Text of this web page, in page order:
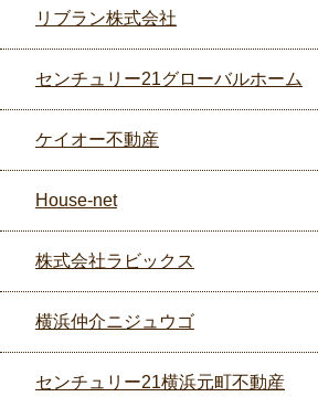
リブラン株式会社
センチュリー21グローバルホーム
ケイオー不動産
House-net
株式会社ラビックス
横浜仲介ニジュウゴ
センチュリー21横浜元町不動産